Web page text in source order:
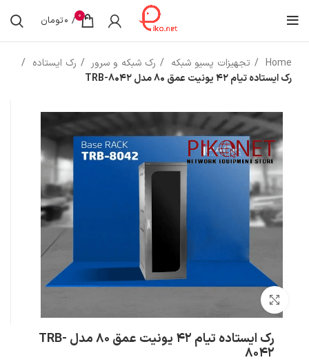
0
/
0تومان
Home تجهیزات پسیو شبکه رک شبکه و سرور
رک ایستاده
رک ایستاده تیام 42 یونیت عمق 80 مدل TRB-8042
رک ایستاده تیام 42 یونیت عمق 80 مدل TRB-
8042